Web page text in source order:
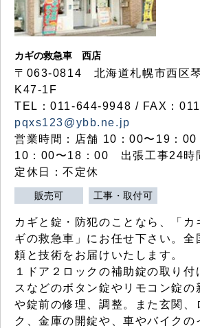
カギの救急車 西店
〒063-0814 北海道札幌市西区
K47-1F
TEL：011-644-9948 / FAX：
pqxs123@ybb.ne.jp
営業時間：店舗 10：00〜19：
10：00〜18：00 出張工事24時
定休日：不定休
販売可 工事・取付可
カギと錠・防犯のことなら、「カ
ギの救急車」にお任せ下さい。全
頼と技術をお届けいたします。
１ドア２ロックの補助錠の取り付
スなどのボタン錠やリモコン錠の
や錠前の修理、調整。また玄関、
ク、金庫の開錠や、車やバイクの